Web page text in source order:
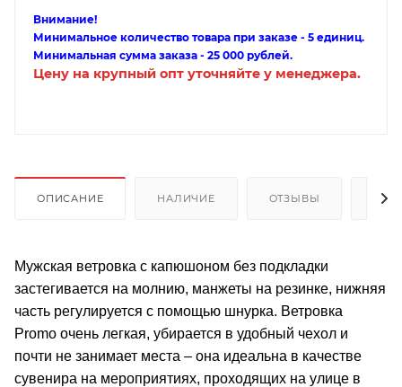
Внимание!
Минимальное количество товара при заказе - 5 единиц.
Минимальная сумма заказа - 25 000 рублей.
Цену на крупный опт уточняйте у менеджера.
ОПИСАНИЕ НАЛИЧИЕ ОТЗЫВЫ
Мужская ветровка с капюшоном без подкладки
застегивается на молнию, манжеты на резинке, нижняя
часть регулируется с помощью шнурка. Ветровка
Promo очень легкая, убирается в удобный чехол и
почти не занимает места – она идеальна в качестве
сувенира на мероприятиях, проходящих на улице в